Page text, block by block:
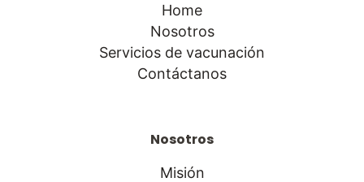
Home
Nosotros
Servicios de vacunación
Contáctanos
Nosotros
Misión